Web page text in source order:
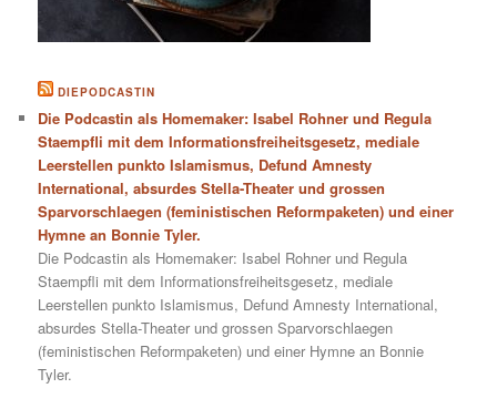
DIEPODCASTIN
Die Podcastin als Homemaker: Isabel Rohner und Regula
Staempfli mit dem Informationsfreiheitsgesetz, mediale
Leerstellen punkto Islamismus, Defund Amnesty
International, absurdes Stella-Theater und grossen
Sparvorschlaegen (feministischen Reformpaketen) und einer
Hymne an Bonnie Tyler.
Die Podcastin als Homemaker: Isabel Rohner und Regula
Staempfli mit dem Informationsfreiheitsgesetz, mediale
Leerstellen punkto Islamismus, Defund Amnesty International,
absurdes Stella-Theater und grossen Sparvorschlaegen
(feministischen Reformpaketen) und einer Hymne an Bonnie
Tyler.